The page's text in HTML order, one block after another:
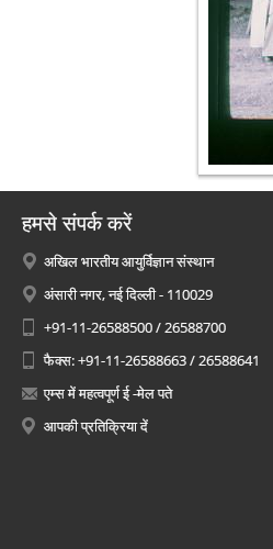
हमसे संपर्क करें
अखिल भारतीय आयुर्विज्ञान संस्थान
अंसारी नगर, नई दिल्ली - 110029
+91-11-26588500 / 26588700
फैक्स: +91-11-26588663 / 26588641
एम्स में महत्वपूर्ण ई -मेल पते
आपकी प्रतिक्रिया दें